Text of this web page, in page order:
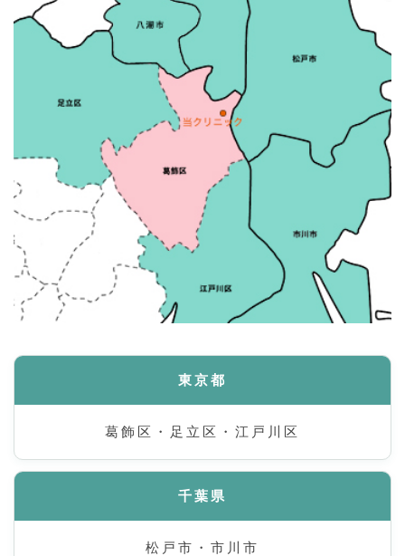
東京都
葛飾区・足立区・江戸川区
千葉県
松戸市・市川市